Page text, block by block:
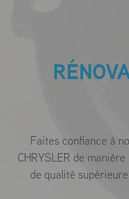
Faites confiance à
CHRYSLER de
de qualité